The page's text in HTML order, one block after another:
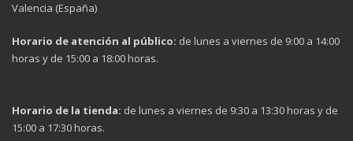
Valencia (España)
Horario de atención al público: de lunes a viernes de 9:00 a 14:00
horas y de 15:00 a 18:00 horas.
Horario de la tienda: de lunes a viernes de 9:30 a 13:30 horas y de
15:00 a 17:30 horas.